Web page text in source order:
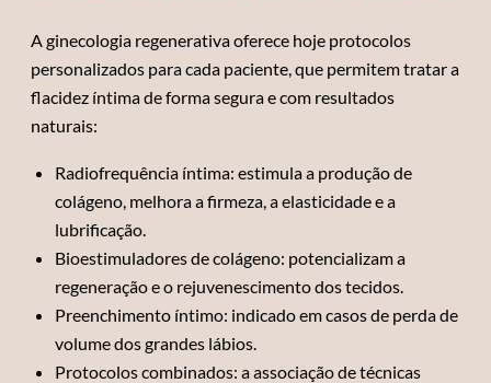
A ginecologia regenerativa oferece hoje protocolos
personalizados para cada paciente, que permitem tratar a
flacidez íntima de forma segura e com resultados
naturais:
Radiofrequência íntima: estimula a produção de
colágeno, melhora a firmeza, a elasticidade e a
lubrificação.
Bioestimuladores de colágeno: potencializam a
regeneração e o rejuvenescimento dos tecidos.
Preenchimento íntimo: indicado em casos de perda de
volume dos grandes lábios.
Protocolos combinados: a associação de técnicas